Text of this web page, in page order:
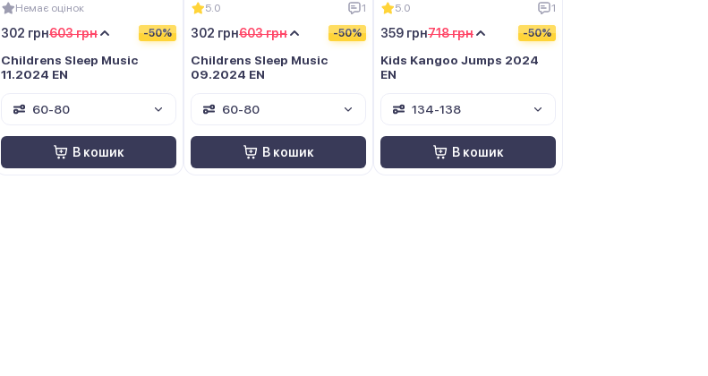
Немає оцінок
603 грн
302 грн -50%
Childrens Sleep Music
11.2024 EN
60-80
В кошик
5.0 1
603 грн
302 грн -50%
Childrens Sleep Music
09.2024 EN
60-80
В кошик
5.0 1
718 грн
359 грн -50%
Kids Kangoo Jumps 2024
EN
134-138
В кошик